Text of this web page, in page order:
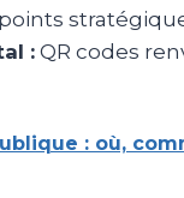
: QR codes
: où,